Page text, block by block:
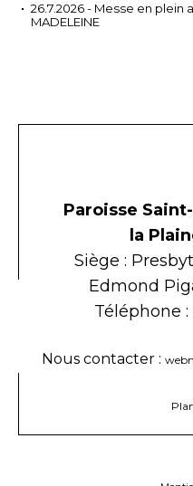
26.7.2026 - Messe en plein
MADELEINE
Paroisse
la
Siège :
Edmond
Téléphone
Nous contacter :